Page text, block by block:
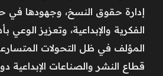
إدارة حقوق النسخ، وجهودها في
الفكرية والإبداعية، وتعزيز
المؤلف في ظل التحولات
قطاع النشر والصناعات الإبداعية